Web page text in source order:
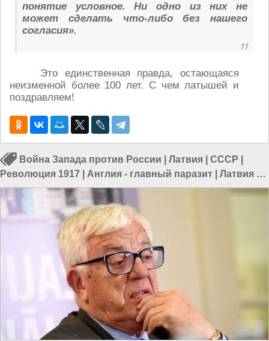
понятие условное. Ни одно из них не
может сделать что-либо без нашего
согласия».
Это единственная правда, остающаяся
неизменной более 100 лет. С чем латышей и
поздравляем!
Война Запада против России Латвия СССР
Революция 1917
Англия - главный паразит
Латвия и
Россия|СССР и Россия